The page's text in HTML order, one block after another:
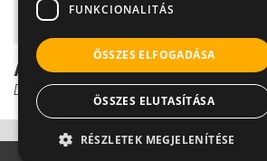
A rheumatoid arthritis
Dr. Zolnay Péter
FUNKCIONALITÁS
ÖSSZES ELFOGADÁSA
ÖSSZES ELUTASÍTÁSA
RÉSZLETEK MEGJELENÍTÉSE